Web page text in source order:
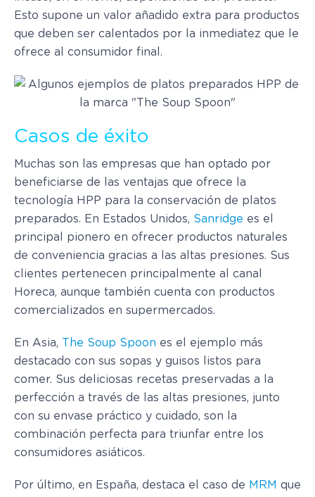
Esto supone un valor añadido extra para productos
que deben ser calentados por la inmediatez que le
ofrece al consumidor final.
Casos de éxito
Muchas son las empresas que han optado por
beneficiarse de las ventajas que ofrece la
tecnología HPP para la conservación de platos
preparados. En Estados Unidos, Sanridge es el
principal pionero en ofrecer productos naturales
de conveniencia gracias a las altas presiones. Sus
clientes pertenecen principalmente al canal
Horeca, aunque también cuenta con productos
comercializados en supermercados.
En Asia, The Soup Spoon es el ejemplo más
destacado con sus sopas y guisos listos para
comer. Sus deliciosas recetas preservadas a la
perfección a través de las altas presiones, junto
con su envase práctico y cuidado, son la
combinación perfecta para triunfar entre los
consumidores asiáticos.
Por último, en España, destaca el caso de MRM que